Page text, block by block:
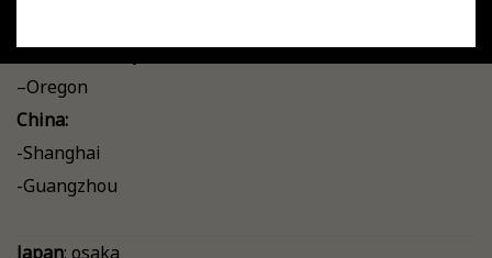
–New York City, New York
–Oregon
China:
-Shanghai
-Guangzhou
Japan: osaka